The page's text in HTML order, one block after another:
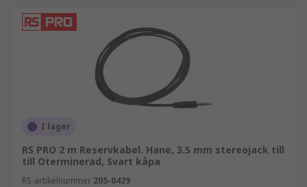
I lager
RS PRO 2 m Reservkabel. Hane, 3.5 mm stereojack till
till Oterminerad, Svart kåpa
RS-artikelnummer 205-0429